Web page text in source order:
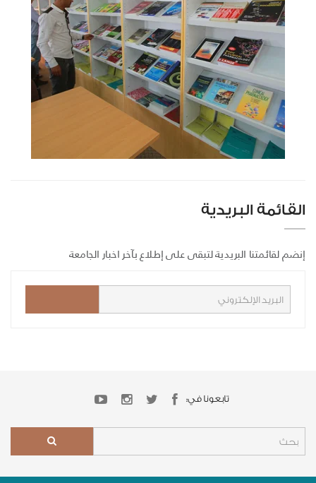
القائمة البريدية
إنضم لقائمتنا البريدية لتبقى على إطلاع بآخر اخبار الجامعة
تابعونا في: